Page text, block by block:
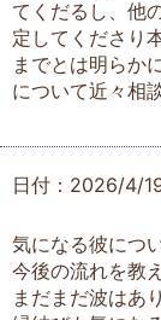
てくだるし、他
定してくださり
までとは明らか
について近々相
日付：2026/4/
気になる彼につ
今後の流れを教
まだまだ波はあ